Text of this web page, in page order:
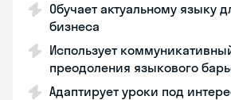
Обучает актуальному языку
бизнеса
Использует
преодоления языкового
Адаптирует уроки под